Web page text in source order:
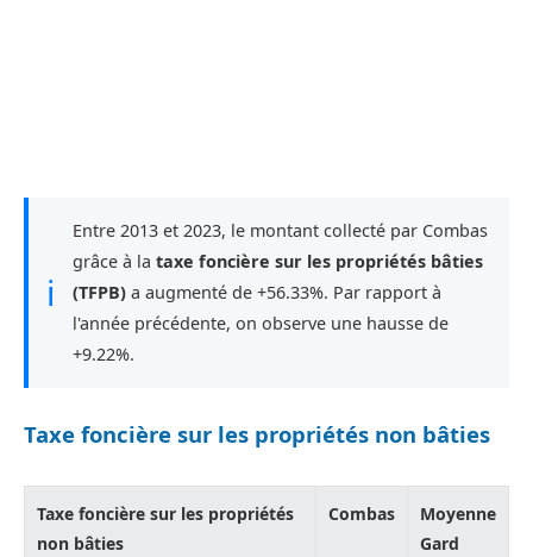
ℹ
Entre 2013 et 2023, le montant collecté par Combas
grâce à la taxe foncière sur les propriétés bâties
(TFPB) a augmenté de +56.33%. Par rapport à
l'année précédente, on observe une hausse de
+9.22%.
Taxe foncière sur les propriétés non bâties
Taxe foncière sur les propriétés
non bâties
Combas
Moyenne
Gard